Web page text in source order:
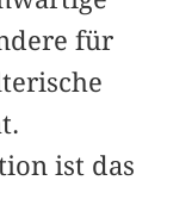
für
ist das